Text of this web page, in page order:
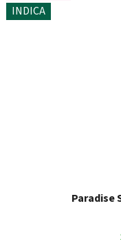
INDICA
Paradise